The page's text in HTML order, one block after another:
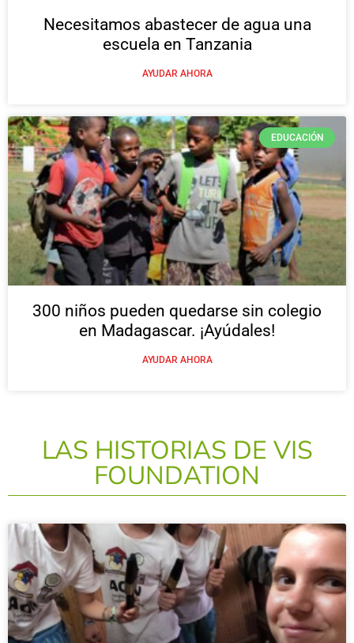
Necesitamos abastecer de agua una
escuela en Tanzania
AYUDAR AHORA
EDUCACIÓN
300 niños pueden quedarse sin colegio
en Madagascar. ¡Ayúdales!​
AYUDAR AHORA
LAS HISTORIAS DE VIS
FOUNDATION